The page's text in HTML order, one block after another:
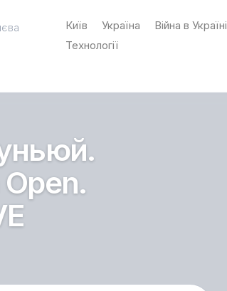
Київ Україна Війна в Україні
Технології